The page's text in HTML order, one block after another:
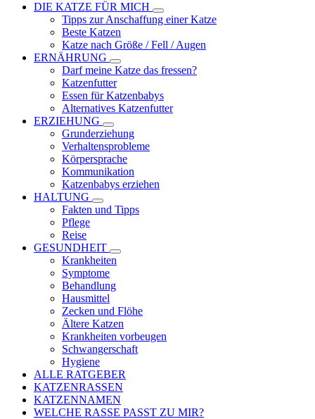
DIE KATZE FÜR MICH
Tipps zur Anschaffung einer Katze
Beste Katzen
Katze nach Größe / Fell / Augen
ERNÄHRUNG
Darf meine Katze das fressen?
Katzenfutter
Essen für Katzenbabys
Alternatives Katzenfutter
ERZIEHUNG
Grunderziehung
Verhaltensprobleme
Körpersprache
Kommunikation
Katzenbabys erziehen
HALTUNG
Fakten und Tipps
Pflege
Reise
GESUNDHEIT
Krankheiten
Symptome
Behandlung
Hausmittel
Zecken und Flöhe
Ältere Katzen
Krankheiten vorbeugen
Schwangerschaft
Hygiene
ALLE RATGEBER
KATZENRASSEN
KATZENNAMEN
WELCHE RASSE PASST ZU MIR?